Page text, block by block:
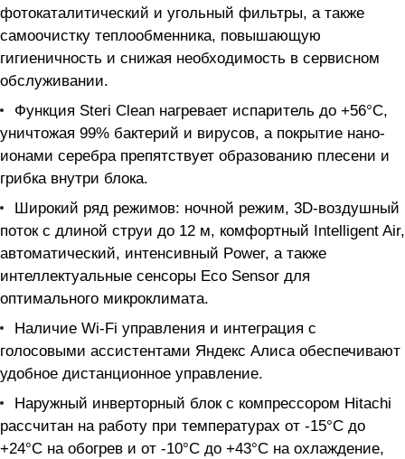
фотокаталитический и угольный фильтры, а также
самоочистку теплообменника, повышающую
гигиеничность и снижая необходимость в сервисном
обслуживании.
Функция Steri Clean нагревает испаритель до +56°C,
уничтожая 99% бактерий и вирусов, а покрытие нано-
ионами серебра препятствует образованию плесени и
грибка внутри блока.
Широкий ряд режимов: ночной режим, 3D-воздушный
поток с длиной струи до 12 м, комфортный Intelligent Air,
автоматический, интенсивный Power, а также
интеллектуальные сенсоры Eco Sensor для
оптимального микроклимата.
Наличие Wi-Fi управления и интеграция с
голосовыми ассистентами Яндекс Алиса обеспечивают
удобное дистанционное управление.
Наружный инверторный блок с компрессором Hitachi
рассчитан на работу при температурах от -15°C до
+24°C на обогрев и от -10°C до +43°C на охлаждение,